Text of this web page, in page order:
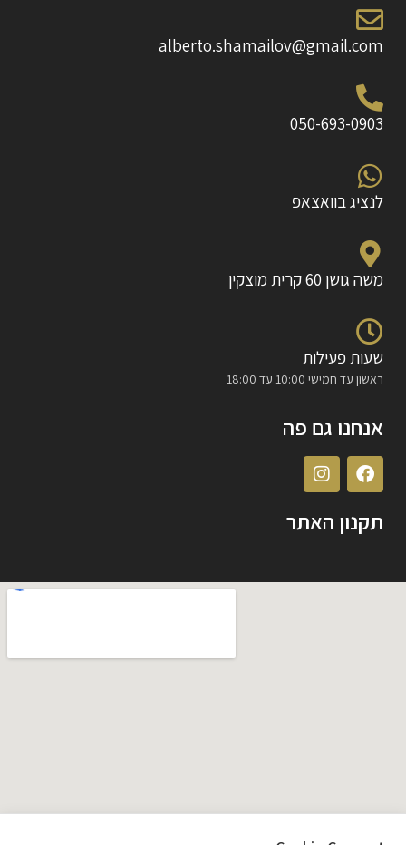
alberto.shamailov@gmail.com
050-693-0903
לנציג בוואצאפ
משה גושן 60 קרית מוצקין
שעות פעילות
ראשון עד חמישי 10:00 עד 18:00
אנחנו גם פה
תקנון האתר